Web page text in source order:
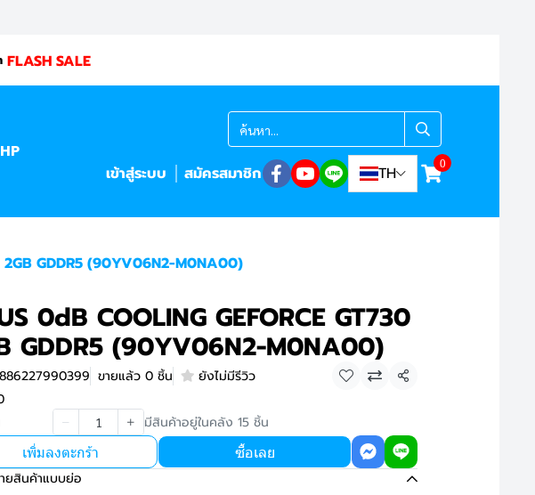
FLASH SALE
HP
เข้าสู่ระบบ สมัครสมาชิก TH 0
2GB GDDR5 (90YV06N2-M0NA00)
0dB COOLING GEFORCE GT730
GDDR5 (90YV06N2-M0NA00)
ขายแล้ว 0 ชิ้น ยังไม่มีรีวิว
แชร์
มีสินค้าอยู่ในคลัง 15 ชิ้น
เพิ่มลงตะกร้า
ซื้อเลย
ยสินค้าแบบย่อ